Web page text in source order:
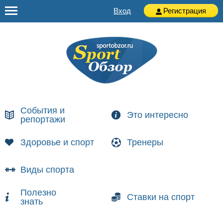
Вход Регистрация
События и
репортажи
Это интересно
Здоровье и спорт Тренеры
Виды спорта
Полезно
знать
Ставки на спорт